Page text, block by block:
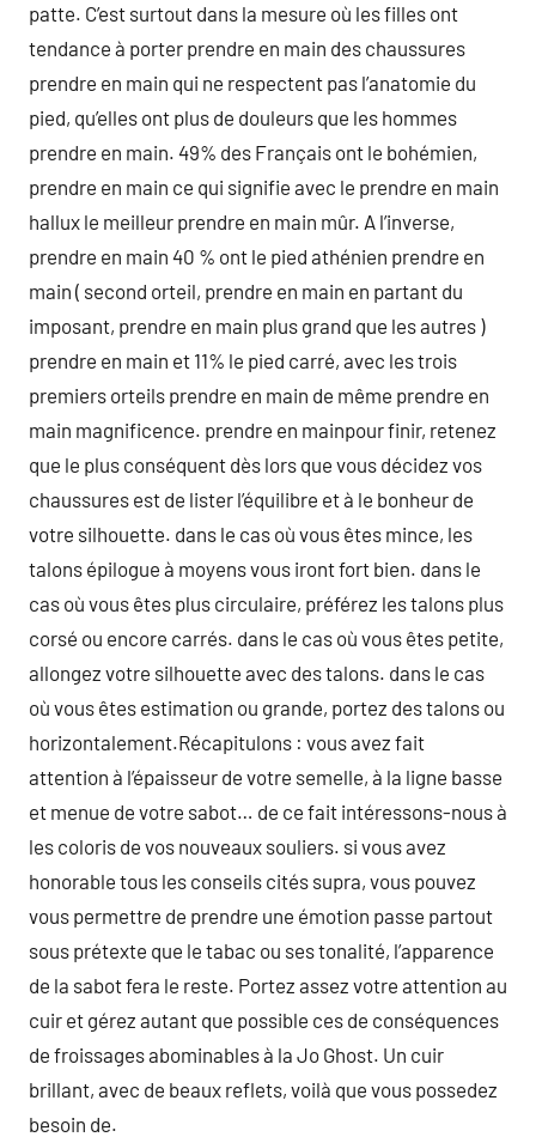
patte. C’est surtout dans la mesure où les filles ont
tendance à porter prendre en main des chaussures
prendre en main qui ne respectent pas l’anatomie du
pied, qu’elles ont plus de douleurs que les hommes
prendre en main. 49% des Français ont le bohémien,
prendre en main ce qui signifie avec le prendre en main
hallux le meilleur prendre en main mûr. A l’inverse,
prendre en main 40 % ont le pied athénien prendre en
main ( second orteil, prendre en main en partant du
imposant, prendre en main plus grand que les autres )
prendre en main et 11% le pied carré, avec les trois
premiers orteils prendre en main de même prendre en
main magnificence. prendre en mainpour finir, retenez
que le plus conséquent dès lors que vous décidez vos
chaussures est de lister l’équilibre et à le bonheur de
votre silhouette. dans le cas où vous êtes mince, les
talons épilogue à moyens vous iront fort bien. dans le
cas où vous êtes plus circulaire, préférez les talons plus
corsé ou encore carrés. dans le cas où vous êtes petite,
allongez votre silhouette avec des talons. dans le cas
où vous êtes estimation ou grande, portez des talons ou
horizontalement.Récapitulons : vous avez fait
attention à l’épaisseur de votre semelle, à la ligne basse
et menue de votre sabot… de ce fait intéressons-nous à
les coloris de vos nouveaux souliers. si vous avez
honorable tous les conseils cités supra, vous pouvez
vous permettre de prendre une émotion passe partout
sous prétexte que le tabac ou ses tonalité, l’apparence
de la sabot fera le reste. Portez assez votre attention au
cuir et gérez autant que possible ces de conséquences
de froissages abominables à la Jo Ghost. Un cuir
brillant, avec de beaux reflets, voilà que vous possedez
besoin de.